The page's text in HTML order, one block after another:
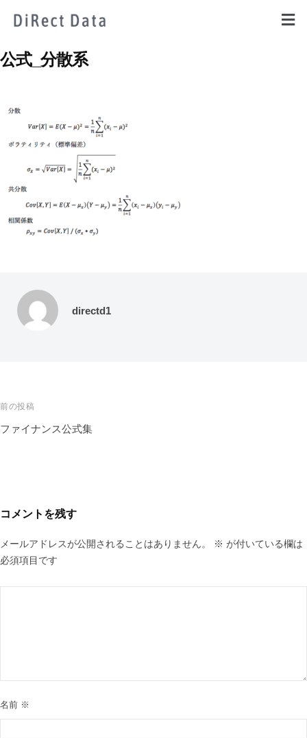
公式_分散系
directd1
前の投稿
ファイナンス公式集
コメントを残す
メールアドレスが公開されることはありません。 ※ が付いている欄は
必須項目です
名前 ※